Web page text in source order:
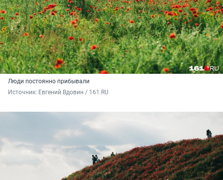
Люди постоянно прибывали
Источник: Евгений Вдовин / 161.RU